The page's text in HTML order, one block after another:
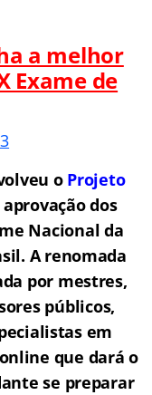
a melhor
Exame de
o Projeto
dos
Nacional da
A renomada
por mestres,
públicos,
em
que dará o
se preparar